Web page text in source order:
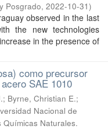
Posgrado, 2022-10-31)
observed in the last
the new technologies
in the presence of
como precursor
SAE 1010
Byrne, Christian E.;
Nacional de
Químicas Naturales.